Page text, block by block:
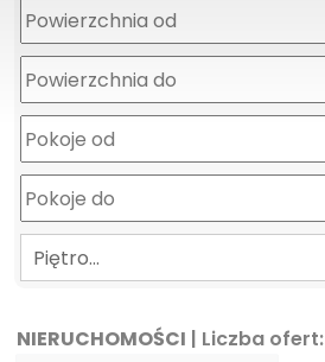
Piętro…
NIERUCHOMOŚCI | Liczba ofert: